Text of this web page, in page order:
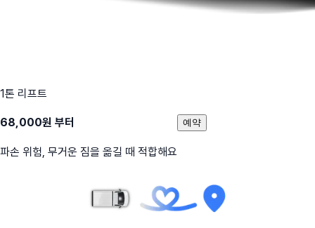
1톤 리프트
68,000원 부터
파손 위험, 무거운 짐을 옮길 때 적합해요
예약